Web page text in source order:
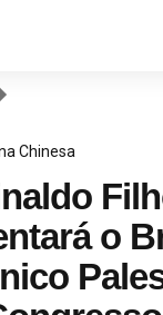
Chinesa
o